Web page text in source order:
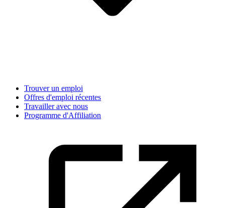
Trouver un emploi
Offres d'emploi récentes
Travailler avec nous
Programme d'Affiliation